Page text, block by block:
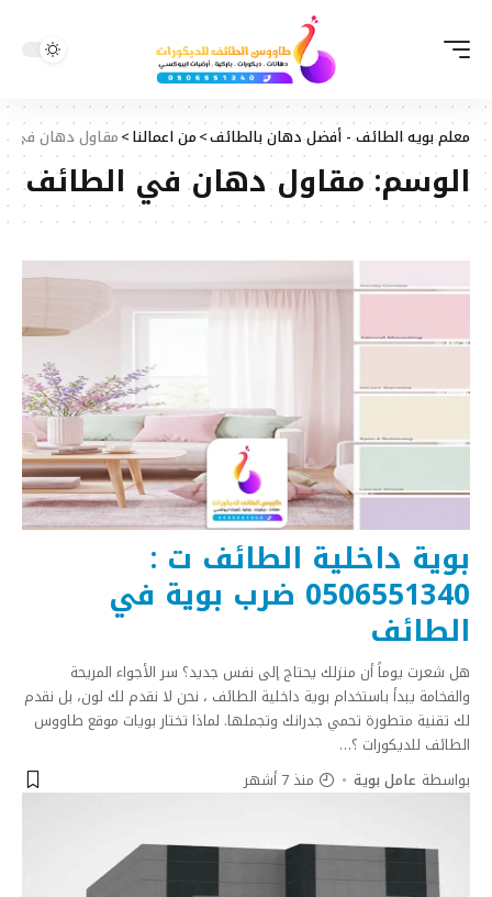
معلم بويه الطائف - أفضل دهان بالطائف>من اعمالنا>مقاول دهان في
الوسم:مقاول دهان في الطائف
بوية داخلية الطائف ت :
0506551340 ضرب بوية في
الطائف
​هل شعرت يوماً أن منزلك يحتاج إلى نفس جديد؟ سر الأجواء المريحة
والفخامة يبدأ باستخدام بوية داخلية الطائف ، نحن لا نقدم لك لون، بل نقدم
لك تقنية متطورة تحمي جدرانك وتجملها. ​لماذا تختار بويات موقع طاووس
الطائف للديكورات ؟…
بواسطة عامل بوية منذ 7 أشهر